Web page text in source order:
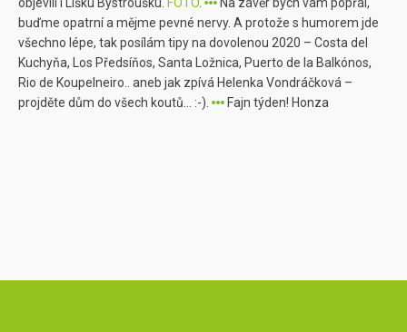
buďme opatrní a mějme pevné nervy. A protože s humorem jde
všechno lépe, tak posílám tipy na dovolenou 2020 – Costa del
Kuchyňa, Los Předsíňos, Santa Ložnica, Puerto de la Balkónos,
Rio de Koupelneiro.. aneb jak zpívá Helenka Vondráčková –
projděte dům do všech koutů… :-).
Fajn týden! Honza